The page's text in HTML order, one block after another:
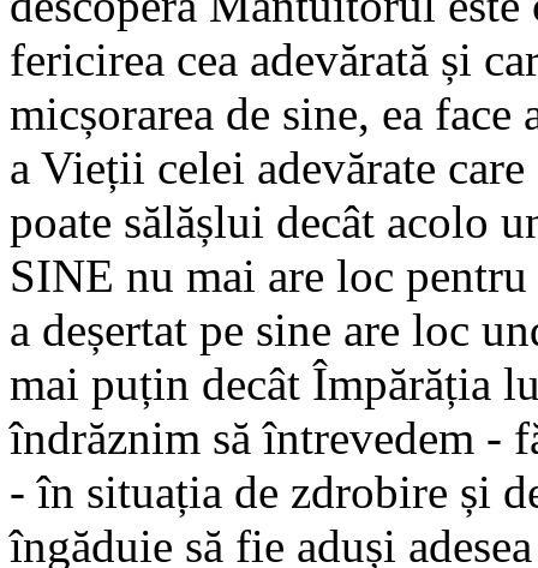
fericirea cea adevărată și
micșorarea de sine, ea
a Vieții celei adevărate
poate sălășlui decât acolo
SINE nu mai are loc
a deșertat pe sine are loc
mai puțin decât Împărăția
îndrăznim să întrevedem -
- în situația de zdrobire și
îngăduie să fie aduși